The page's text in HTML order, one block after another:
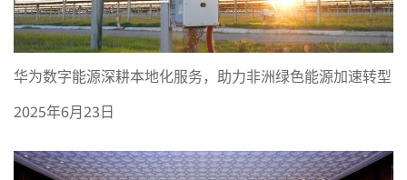
华为数字能源深耕本地化服务，助力非洲绿色能源加速转型
2025年6月23日